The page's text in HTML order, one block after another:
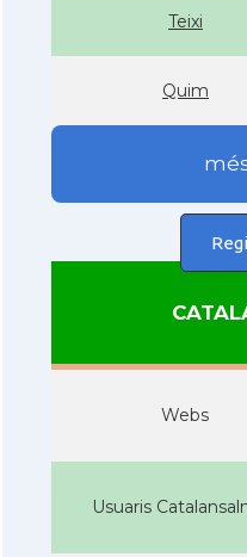
Teixi
Quim
Webs
Usuaris